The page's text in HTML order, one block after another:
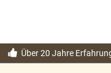
Über 20 Jahre